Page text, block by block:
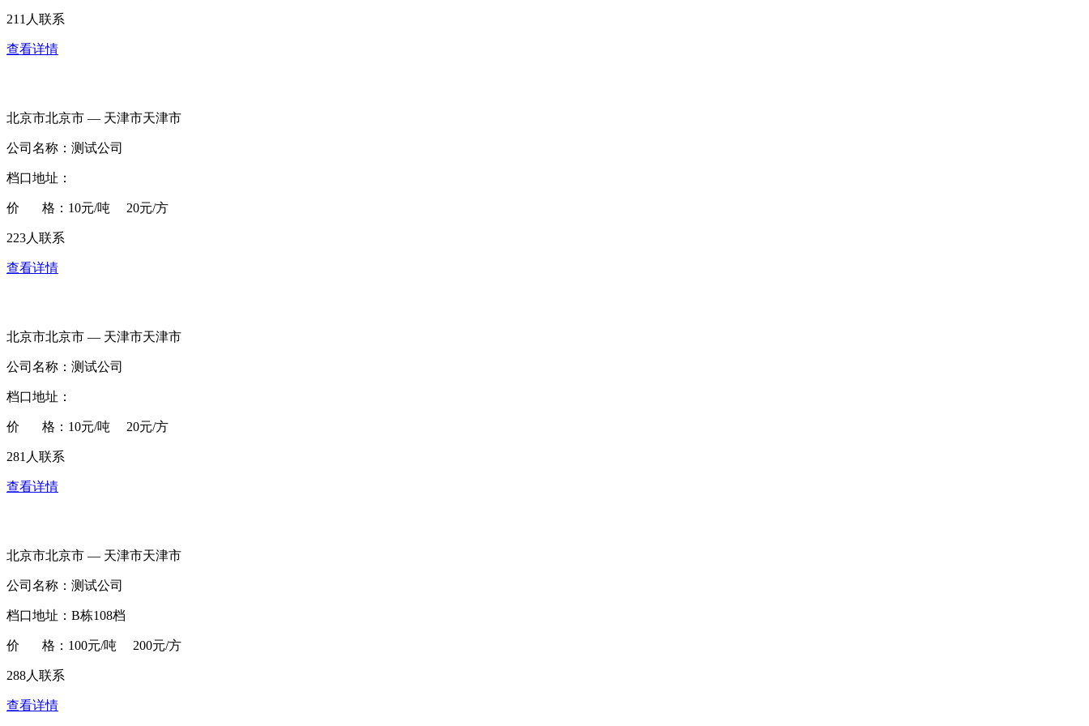
211人联系
查看详情
北京市北京市 — 天津市天津市
公司名称：测试公司
档口地址：
价 格：10元/吨 20元/方
223人联系
查看详情
北京市北京市 — 天津市天津市
公司名称：测试公司
档口地址：
价 格：10元/吨 20元/方
281人联系
查看详情
北京市北京市 — 天津市天津市
公司名称：测试公司
档口地址：B栋108档
价 格：100元/吨 200元/方
288人联系
查看详情